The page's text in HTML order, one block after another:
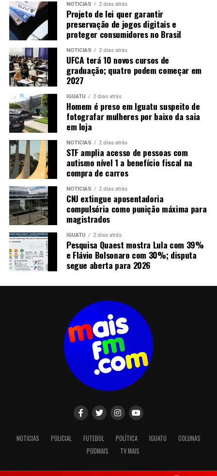
NOTICIAS 2 dias atrás
Projeto de lei quer garantir
preservação de jogos digitais e
proteger consumidores no Brasil
NOTICIAS 2 dias atrás
UFCA terá 10 novos cursos de
graduação; quatro podem começar em
2027
IGUATU 2 dias atrás
Homem é preso em Iguatu suspeito de
fotografar mulheres por baixo da saia
em loja
NOTICIAS 2 dias atrás
STF amplia acesso de pessoas com
autismo nível 1 a benefício fiscal na
compra de carros
NOTICIAS 2 dias atrás
CNJ extingue aposentadoria
compulsória como punição máxima para
magistrados
IGUATU 2 dias atrás
Pesquisa Quaest mostra Lula com 39%
e Flávio Bolsonaro com 30%; disputa
segue aberta para 2026
NOTICIAS POLICIAL FUTEBOL POLÍTICA IGUATU
COLUNAS
PODMAIS
TV MAIS